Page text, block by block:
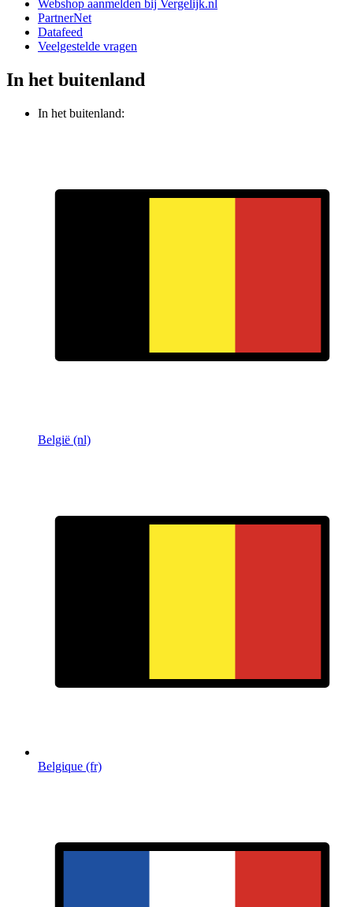
Webshop aanmelden bij Vergelijk.nl
PartnerNet
Datafeed
Veelgestelde vragen
In het buitenland
In het buitenland:
België (nl)
Belgique (fr)